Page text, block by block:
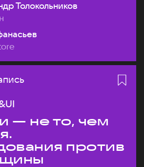
Толокольников
— не то, чем
против